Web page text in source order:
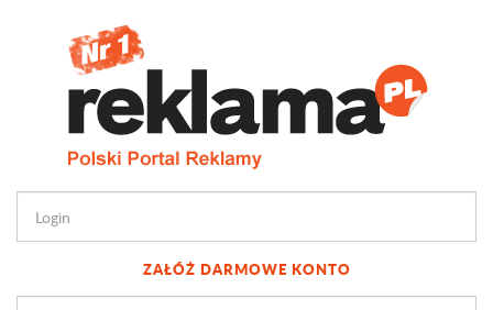
ZAŁÓŻ DARMOWE KONTO